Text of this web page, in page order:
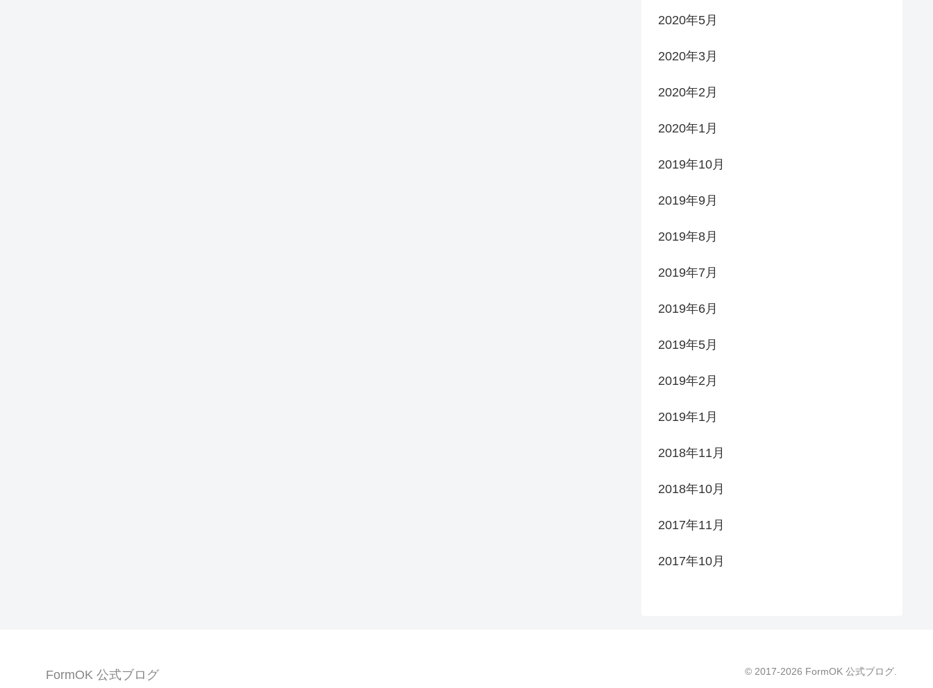
2020年5月
2020年3月
2020年2月
2020年1月
2019年10月
2019年9月
2019年8月
2019年7月
2019年6月
2019年5月
2019年2月
2019年1月
2018年11月
2018年10月
2017年11月
2017年10月
FormOK 公式ブログ © 2017-2026 FormOK 公式ブログ.